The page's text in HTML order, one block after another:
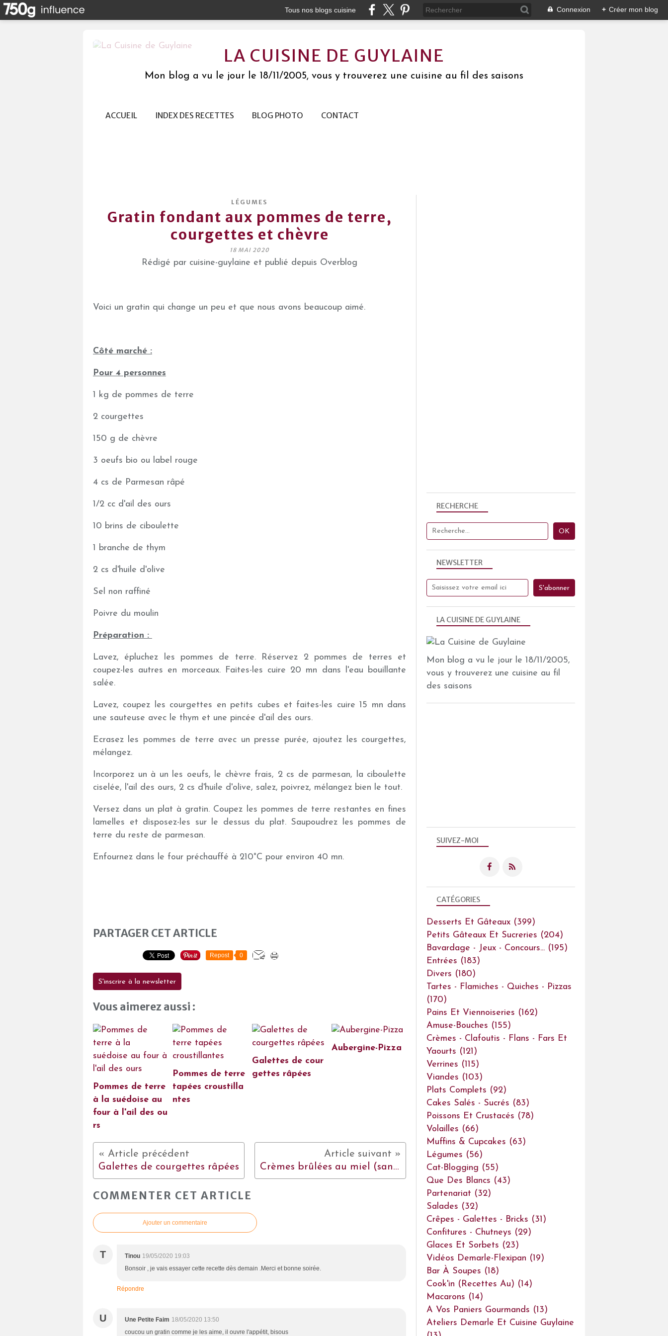
Tous nos blogs cuisine Connexion + Créer mon blog
LA CUISINE DE GUYLAINE
Mon blog a vu le jour le 18/11/2005, vous y trouverez une cuisine au fil des saisons
ACCUEIL INDEX DES RECETTES BLOG PHOTO CONTACT
LÉGUMES
Gratin fondant aux pommes de terre,
courgettes et chèvre
18 MAI 2020
Rédigé par cuisine-guylaine et publié depuis Overblog
Voici un gratin qui change un peu et que nous avons beaucoup aimé.
Côté marché :
Pour 4 personnes
1 kg de pommes de terre
2 courgettes
150 g de chèvre
3 oeufs bio ou label rouge
4 cs de Parmesan râpé
1/2 cc d'ail des ours
10 brins de ciboulette
1 branche de thym
2 cs d'huile d'olive
Sel non raffiné
Poivre du moulin
Préparation :
Lavez, épluchez les pommes de terre. Réservez 2 pommes de terres et
coupez-les autres en morceaux. Faites-les cuire 20 mn dans l'eau bouillante
salée.
Lavez, coupez les courgettes en petits cubes et faites-les cuire 15 mn dans
une sauteuse avec le thym et une pincée d'ail des ours.
Ecrasez les pommes de terre avec un presse purée, ajoutez les courgettes,
mélangez.
Incorporez un à un les oeufs, le chèvre frais, 2 cs de parmesan, la ciboulette
ciselée, l'ail des ours, 2 cs d'huile d'olive, salez, poivrez, mélangez bien le tout.
Versez dans un plat à gratin. Coupez les pommes de terre restantes en fines
lamelles et disposez-les sur le dessus du plat. Saupoudrez les pommes de
terre du reste de parmesan.
Enfournez dans le four préchauffé à 210°C pour environ 40 mn.
PARTAGER CET ARTICLE
Repost 0
S'inscrire à la newsletter
Vous aimerez aussi :
Pommes de terre
à la suédoise au
four à l'ail des ou
rs
Pommes de terre
tapées croustilla
ntes
Galettes de cour
gettes râpées
Aubergine-Pizza
Galettes de courgettes râpées Crèmes brûlées au miel (sans lactose)
COMMENTER CET ARTICLE
Ajouter un commentaire
T Tinou 19/05/2020 19:03
Bonsoir , je vais essayer cette recette dès demain .Merci et bonne soirée.
Répondre
U Une Petite Faim 18/05/2020 13:50
coucou un gratin comme je les aime, il ouvre l'appétit, bisous
NEWSLETTER
SUIVEZ-MOI
RECHERCHE
LA CUISINE DE GUYLAINE
Mon blog a vu le jour le 18/11/2005,
vous y trouverez une cuisine au fil
des saisons
CATÉGORIES
Desserts Et Gâteaux (399)
Petits Gâteaux Et Sucreries (204)
Bavardage - Jeux - Concours... (195)
Entrées (183)
Divers (180)
Tartes - Flamiches - Quiches - Pizzas
(170)
Pains Et Viennoiseries (162)
Amuse-Bouches (155)
Crèmes - Clafoutis - Flans - Fars Et
Yaourts (121)
Verrines (115)
Viandes (103)
Plats Complets (92)
Cakes Salés - Sucrés (83)
Poissons Et Crustacés (78)
Volailles (66)
Muffins & Cupcakes (63)
Légumes (56)
Cat-Blogging (55)
Que Des Blancs (43)
Partenariat (32)
Salades (32)
Crêpes - Galettes - Bricks (31)
Confitures - Chutneys (29)
Glaces Et Sorbets (23)
Vidéos Demarle-Flexipan (19)
Bar À Soupes (18)
Cook'in (recettes Au) (14)
Macarons (14)
A Vos Paniers Gourmands (13)
Ateliers Demarle Et Cuisine Guylaine